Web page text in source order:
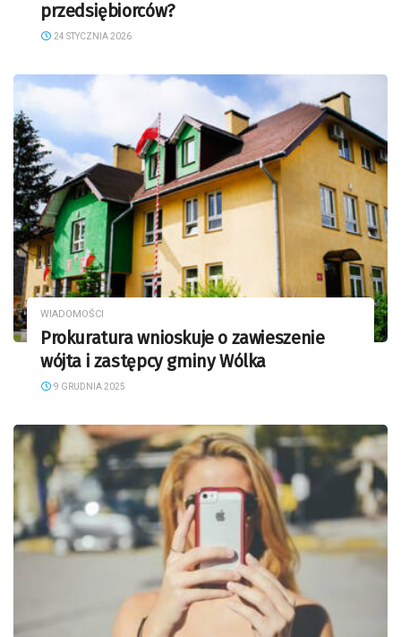
przedsiębiorców?
24 STYCZNIA 2026
WIADOMOŚCI
Prokuratura wnioskuje o zawieszenie
wójta i zastępcy gminy Wólka
9 GRUDNIA 2025